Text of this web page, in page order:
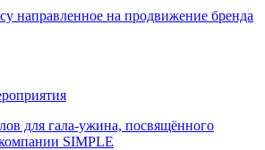
направленное на продвижение бренда
для гала-ужина, посвящённого
SIMPLE